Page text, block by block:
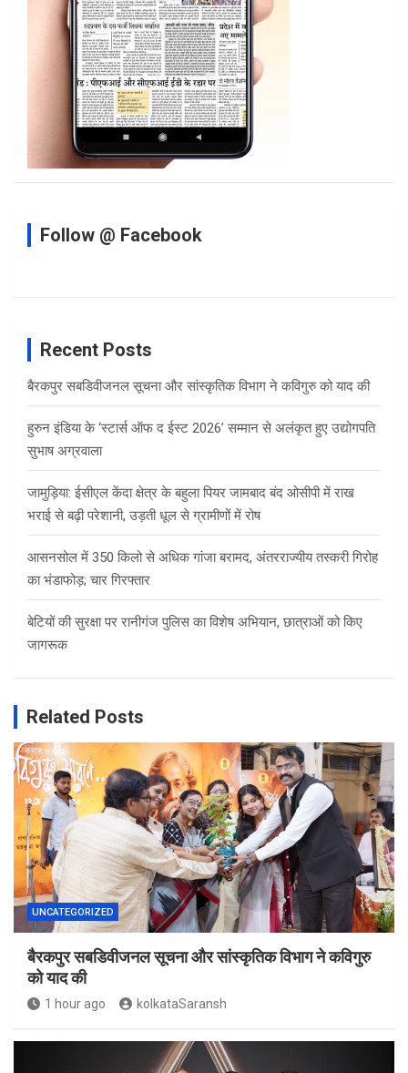
Follow @ Facebook
Recent Posts
बैरकपुर सबडिवीजनल सूचना और सांस्कृतिक विभाग ने कविगुरु को याद की
हुरुन इंडिया के ‘स्टार्स ऑफ द ईस्ट 2026’ सम्मान से अलंकृत हुए उद्योगपति
सुभाष अग्रवाला
जामुड़िया: ईसीएल केंदा क्षेत्र के बहुला पियर जामबाद बंद ओसीपी में राख
भराई से बढ़ी परेशानी, उड़ती धूल से ग्रामीणों में रोष
आसनसोल में 350 किलो से अधिक गांजा बरामद, अंतरराज्यीय तस्करी गिरोह
का भंडाफोड़; चार गिरफ्तार
बेटियों की सुरक्षा पर रानीगंज पुलिस का विशेष अभियान, छात्राओं को किए
जागरूक
Related Posts
UNCATEGORIZED
बैरकपुर सबडिवीजनल सूचना और सांस्कृतिक विभाग ने कविगुरु
को याद की
1 hour ago kolkataSaransh